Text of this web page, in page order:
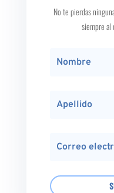
No te pierdas
siempre al